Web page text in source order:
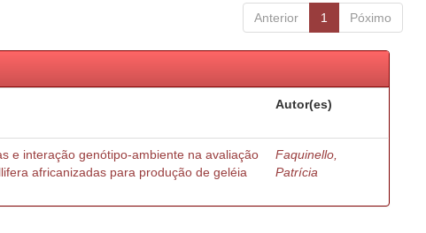
Anterior 1 Póximo
Autor(es)
e interação genótipo-ambiente na avaliação
africanizadas para produção de geléia
Faquinello,
Patrícia